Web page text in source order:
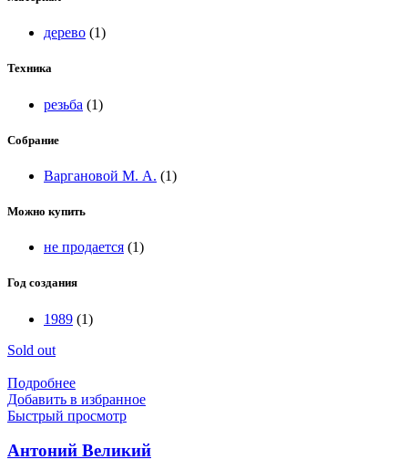
дерево (1)
Техника
резьба (1)
Собрание
Варгановой М. А. (1)
Можно купить
не продается (1)
Год создания
1989 (1)
Sold out
Подробнее
Добавить в избранное
Быстрый просмотр
Антоний Великий